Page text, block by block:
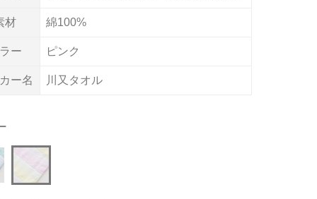
材 綿100%
ー ピンク
ー名 川又タオル